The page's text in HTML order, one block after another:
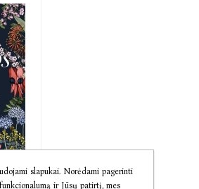
slapukai. Norėdami pagerinti
ir Jūsų patirtį, mes